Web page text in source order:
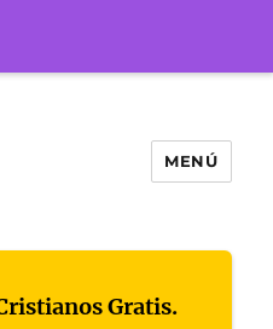
MENÚ
Gratis.